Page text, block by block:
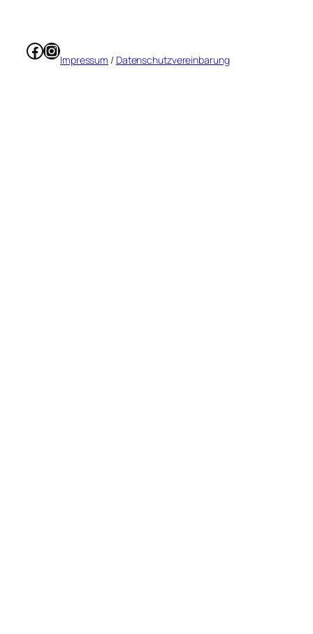
Facebook
Instagram
Impressum / Datenschutzvereinbarung